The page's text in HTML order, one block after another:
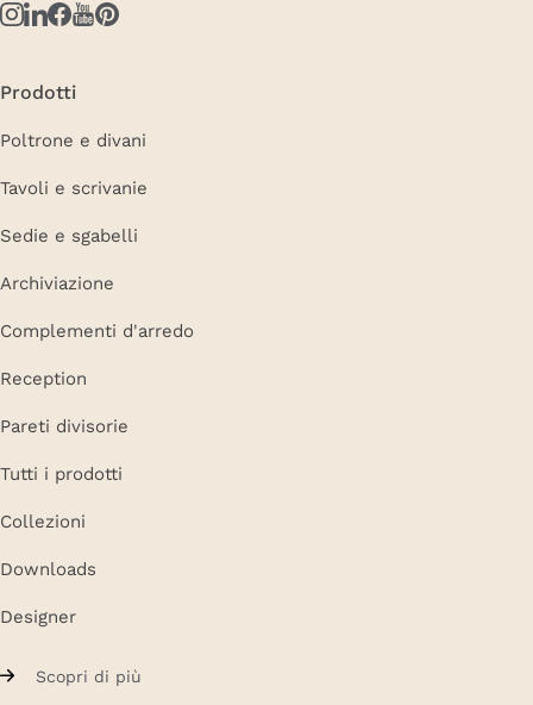
Prodotti
Poltrone e divani
Tavoli e scrivanie
Sedie e sgabelli
Archiviazione
Complementi d'arredo
Reception
Pareti divisorie
Tutti i prodotti
Collezioni
Downloads
Designer
Scopri di più